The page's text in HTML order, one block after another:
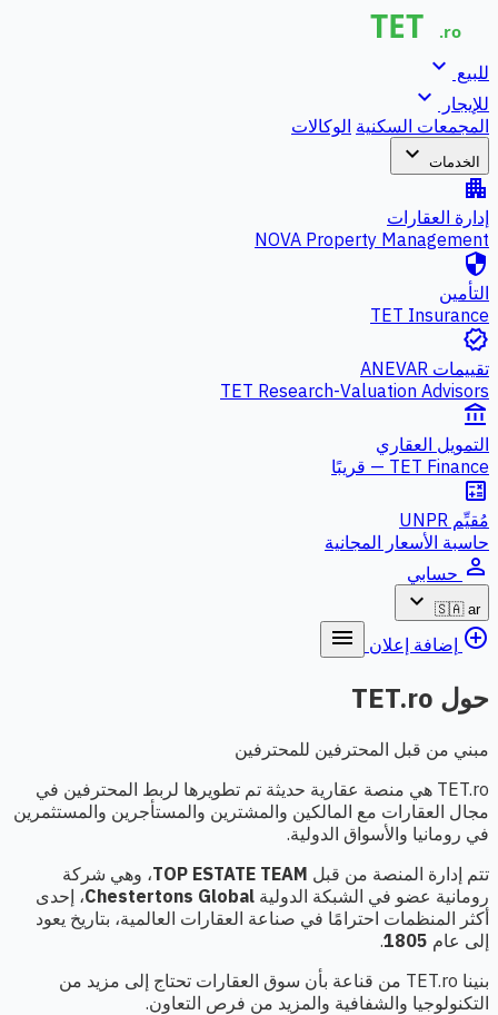
للبيع expand_more
للإيجار expand_more
المجمعات السكنية الوكالات
الخدمات expand_more
apartment
إدارة العقارات
NOVA Property Management
security
التأمين
TET Insurance
verified
تقييمات ANEVAR
TET Research-Valuation Advisors
account_balance
التمويل العقاري
TET Finance — قريبًا
calculate
مُقيِّم UNPR
حاسبة الأسعار المجانية
person_outline حسابي
🇸🇦 ar
expand_more
add_circle_outline إضافة إعلان menu
حول TET.ro
مبني من قبل المحترفين للمحترفين
TET.ro هي منصة عقارية حديثة تم تطويرها لربط المحترفين في
مجال العقارات مع المالكين والمشترين والمستأجرين والمستثمرين
في رومانيا والأسواق الدولية.
تتم إدارة المنصة من قبل TOP ESTATE TEAM، وهي شركة
رومانية عضو في الشبكة الدولية Chestertons Global، إحدى
أكثر المنظمات احترامًا في صناعة العقارات العالمية، بتاريخ يعود
إلى عام 1805
.
بنينا TET.ro من قناعة بأن سوق العقارات تحتاج إلى مزيد من
التكنولوجيا والشفافية والمزيد من فرص التعاون.